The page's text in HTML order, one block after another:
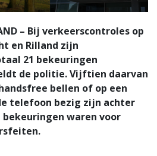
– Bij verkeerscontroles op
en Rilland zijn
21 bekeuringen
de politie. Vijftien daarvan
bellen of op een
telefoon bezig zijn achter
waren voor